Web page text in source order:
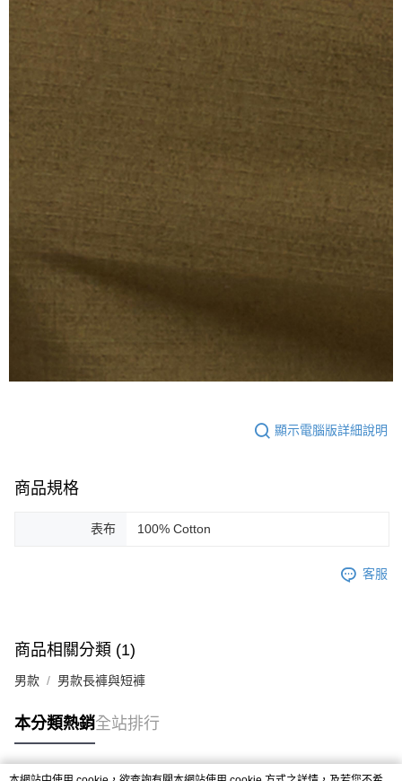
顯示電腦版詳細說明
商品規格
表布 100% Cotton
客服
商品相關分類 (1)
男款 男款長褲與短褲
本分類熱銷全站排行